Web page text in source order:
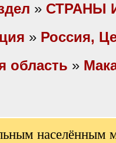
» СТРАНЫ
» Россия,
область »
населённым